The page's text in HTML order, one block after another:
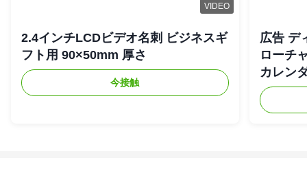
VIDEO
2.4インチLCDビデオ名刺 ビジネスギ
フト用 90×50mm 厚さ
今接触
広告 デ
ローチ
カレン